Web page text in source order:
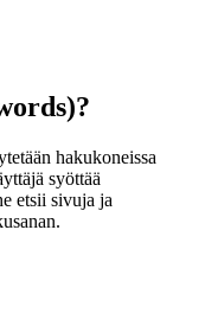
hakukoneissa
syöttää
etsii sivuja ja